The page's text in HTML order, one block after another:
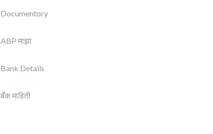
Documentory
ABP माझा
Bank Details
बँक माहिती